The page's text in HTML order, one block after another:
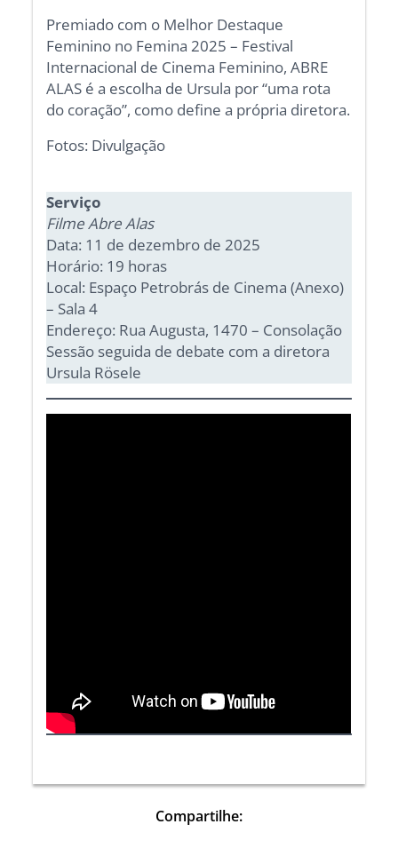
Premiado com o Melhor Destaque
Feminino no Femina 2025 – Festival
Internacional de Cinema Feminino, ABRE
ALAS é a escolha de Ursula por “uma rota
do coração”, como define a própria diretora.
Fotos: Divulgação
Serviço
Filme Abre Alas
Data: 11 de dezembro de 2025
Horário: 19 horas
Local: Espaço Petrobrás de Cinema (Anexo)
– Sala 4
Endereço: Rua Augusta, 1470 – Consolação
Sessão seguida de debate com a diretora
Ursula Rösele
Compartilhe: